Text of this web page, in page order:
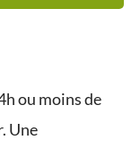
ou moins de
Une